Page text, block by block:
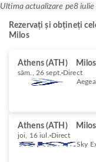
Ultima actualizare pe8
Rezervați și obțineți
Milos
Athens (ATH)
sâm., 26 sept. Direct
Athens (ATH)
joi, 16 iul.
Direct
Sky